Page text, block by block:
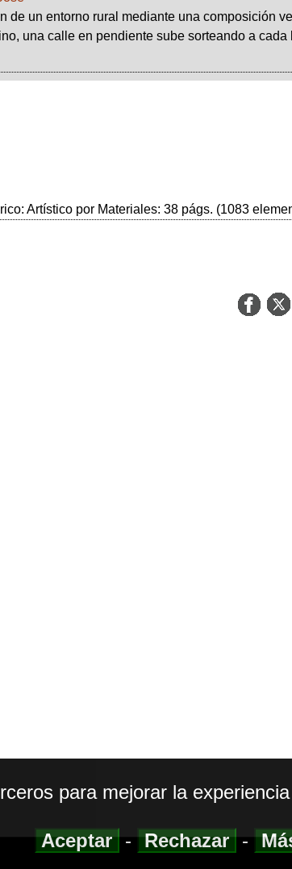
de un entorno rural mediante una composición
una calle en pendiente sube sorteando a
Artístico por Materiales: 38 págs. (1083
para mejorar la
Aceptar-Rechazar-